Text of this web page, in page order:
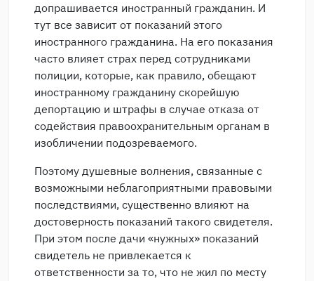
допрашивается иностранный гражданин. И
тут все зависит от показаний этого
иностранного гражданина. На его показания
часто влияет страх перед сотрудниками
полиции, которые, как правило, обещают
иностранному гражданину скорейшую
депортацию и штрафы в случае отказа от
содействия правоохранительным органам в
изобличении подозреваемого.
Поэтому душевные волнения, связанные с
возможными неблагоприятными правовыми
последствиями, существенно влияют на
достоверность показаний такого свидетеля.
При этом после дачи «нужных» показаний
свидетель не привлекается к
ответственности за то, что не жил по месту